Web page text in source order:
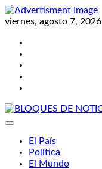
Skip
to
viernes, agosto 7, 2026
El País
Política
El Mundo